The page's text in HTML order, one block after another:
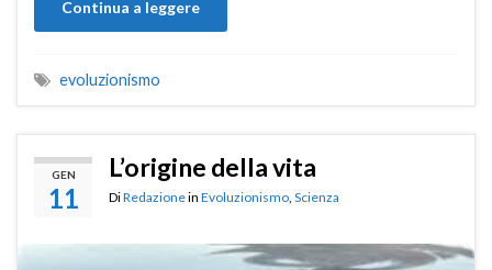
Continua a leggere
evoluzionismo
GEN
11
L’origine della vita
DiRedazionein Evoluzionismo Scienza